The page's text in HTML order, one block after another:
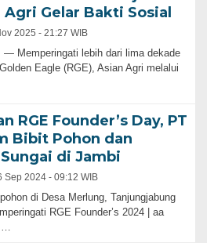
Agri Gelar Bakti Sosial
2025 - 21:27 WIB
— Memperingati lebih dari lima dekade
Eagle (RGE), Asian Agri melalui
RGE Founder’s Day, PT
Bibit Pohon dan
di Jambi
Sep 2024 - 09:12 WIB
di Desa Merlung, Tanjungjabung
RGE Founder’s 2024 | aa